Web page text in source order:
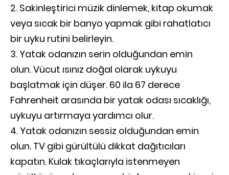
Sakinleştirici müzik dinlemek, kitap okumak
veya sıcak bir banyo yapmak gibi rahatlatıcı
bir uyku rutini belirleyin.
Yatak odanızın serin olduğundan emin
olun. Vücut ısınız doğal olarak uykuyu
başlatmak için düşer. 60 ila 67 derece
Fahrenheit arasında bir yatak odası sıcaklığı,
uykuyu artırmaya yardımcı olur.
Yatak odanızın sessiz olduğundan emin
olun. TV gibi gürültülü dikkat dağıtıcıları
kapatın. Kulak tıkaçlarıyla istenmeyen